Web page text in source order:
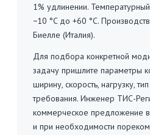
1% удлинении.
−10 °C до +60 °C.
Биелле (Италия).
Для подбора конкретной
задачу пришлите параметры
ширину, скорость, нагрузку,
требования. Инженер ТИС-
коммерческое предложение
и при необходимости